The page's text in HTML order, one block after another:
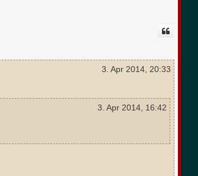
3. Apr 2014, 20:33
3. Apr 2014, 16:42